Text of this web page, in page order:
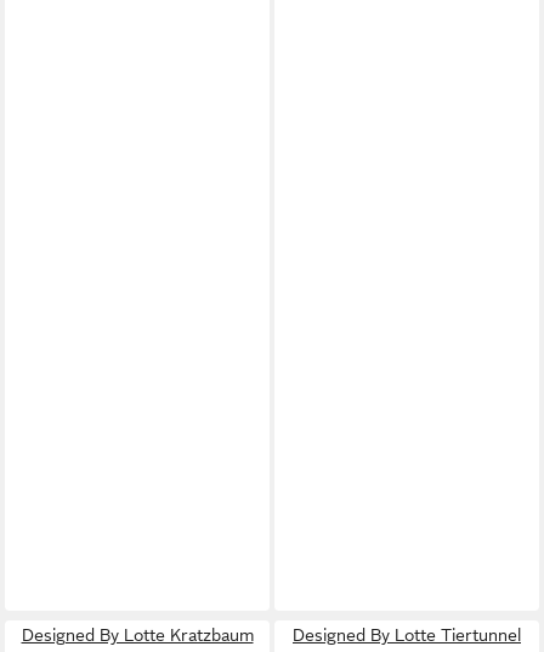
Designed By Lotte Kratzbaum
Designed By Lotte Tiertunnel